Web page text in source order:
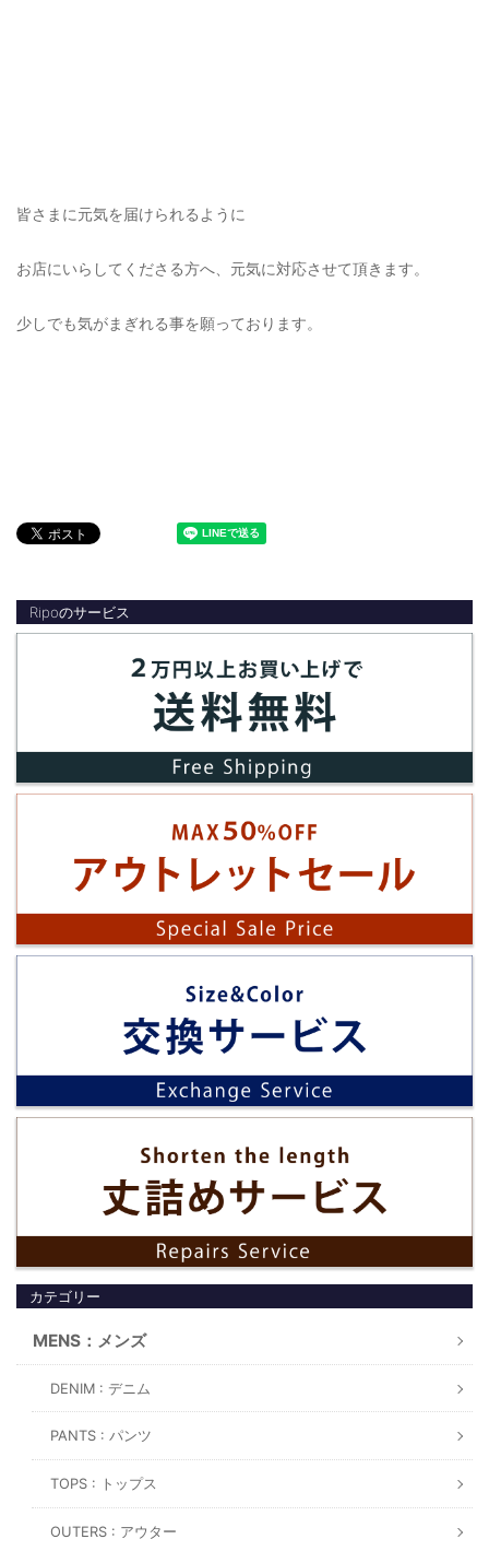
皆さまに元気を届けられるように
お店にいらしてくださる方へ、元気に対応させて頂きます。
少しでも気がまぎれる事を願っております。
Ripoのサービス
カテゴリー
MENS：メンズ
DENIM : デニム
PANTS : パンツ
TOPS : トップス
OUTERS : アウター